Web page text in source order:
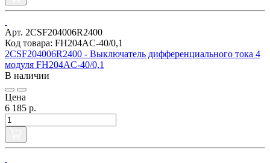
Арт. 2CSF204006R2400
Код товара: FH204AC-40/0,1
2CSF204006R2400 - Выключатель дифференциального тока 4
модуля FH204AC-40/0,1
В наличии
Цена
6 185 р.